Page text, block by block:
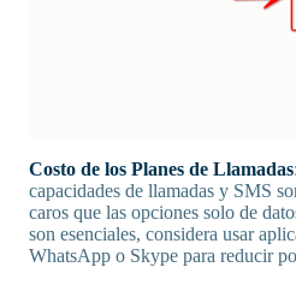
Costo de los Planes de Llamadas
capacidades de llamadas y SMS
caros que las opciones solo de
son esenciales, considera usar
WhatsApp o Skype para reducir